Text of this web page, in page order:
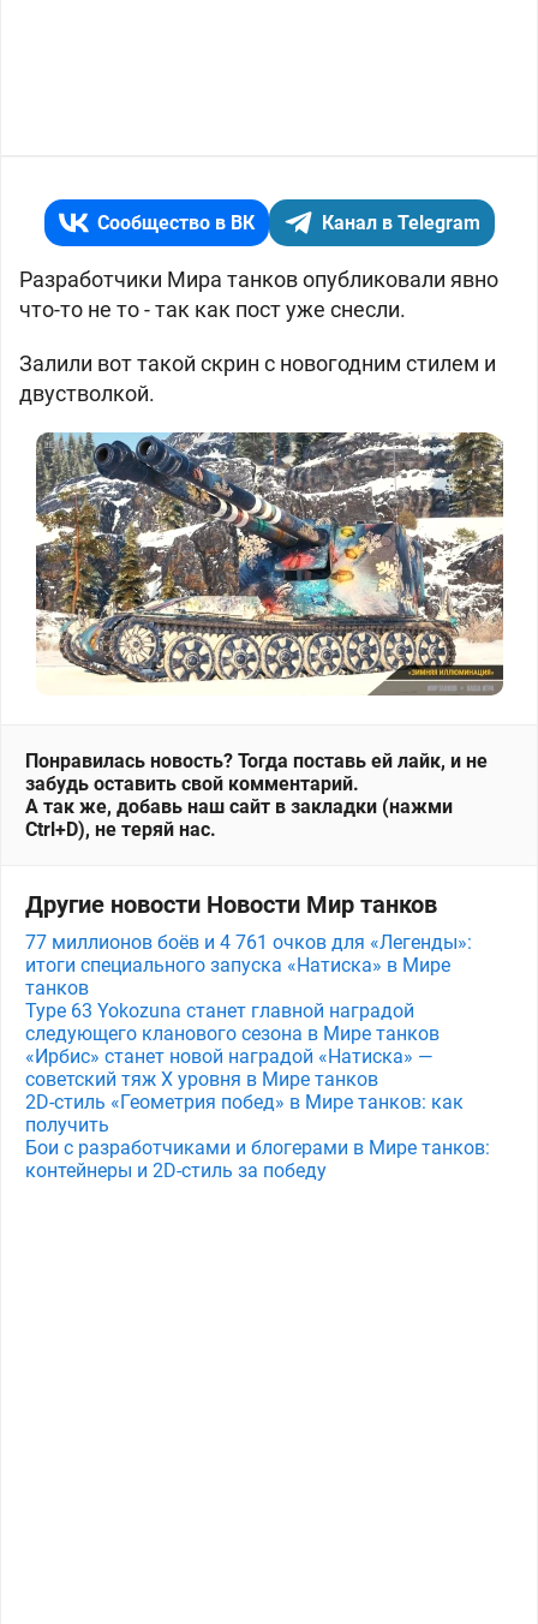
Сообщество в ВК Канал в Telegram
Разработчики Мира танков опубликовали явно
что-то не то - так как пост уже снесли.
Залили вот такой скрин с новогодним стилем и
двустволкой.
Понравилась новость? Тогда поставь ей лайк, и не
забудь оставить свой комментарий.
А так же, добавь наш сайт в закладки (нажми
Ctrl+D), не теряй нас.
Другие новости Новости Мир танков
77 миллионов боёв и 4 761 очков для «Легенды»:
итоги специального запуска «Натиска» в Мире
танков
Type 63 Yokozuna станет главной наградой
следующего кланового сезона в Мире танков
«Ирбис» станет новой наградой «Натиска» —
советский тяж X уровня в Мире танков
2D-стиль «Геометрия побед» в Мире танков: как
получить
Бои с разработчиками и блогерами в Мире танков:
контейнеры и 2D-стиль за победу